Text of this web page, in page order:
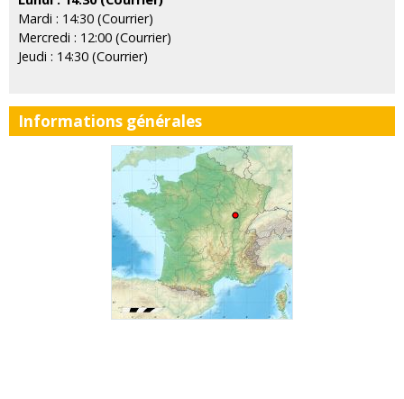
Mardi : 14:30 (Courrier)
Mercredi : 12:00 (Courrier)
Jeudi : 14:30 (Courrier)
Informations générales